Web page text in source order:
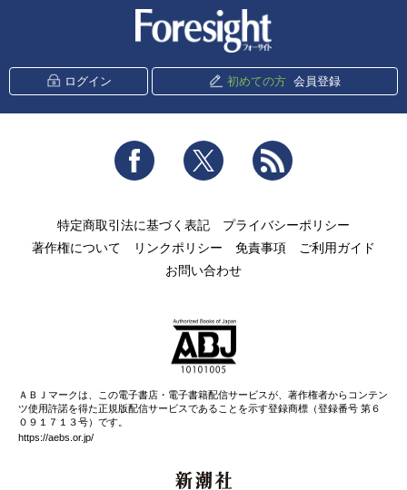
ログイン 初めての方 会員登録
Facebook Twitter
特定商取引法に基づく表記
プライバシーポリシー
著作権について
リンクポリシー 免責事項
ご利用ガイド
お問い合わせ
ＡＢＪマークは、この電子書店・電子書籍配信サービスが、著作権者からコンテン
ツ使用許諾を得た正規版配信サービスであることを示す登録商標（登録番号 第６
０９１７１３号）です。
https://aebs.or.jp/